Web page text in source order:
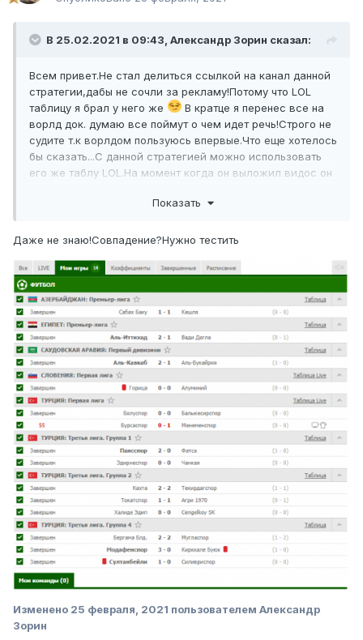
В 25.02.2021 в 09:43, Александр Зорин сказал:
Всем привет.Не стал делиться ссылкой на канал данной
стратегии,дабы не сочли за рекламу!Потому что LOL
таблицу я брал у него же
В кратце я перенес все на
ворлд док. думаю все поймут о чем идет речь!Строго не
судите т.к ворлдом пользуюсь впервые.Что еще хотелось
бы сказать...С данной стратегией можно использовать
его же таблу LOL.На момент когда он выложил видос он
выигрышными.Благодоря кеф его плюс составил
вы отнесетесь к данной стратегии,но может ее можно
ничейная слабость.docx
Lol_esports_ 2.1.xlsx3 \u041c\u0411 · 13 downloads
Показать
Даже не знаю!Совпадение?Нужно тестить
Изменено 25 февраля, 2021 пользователем Александр
Зорин